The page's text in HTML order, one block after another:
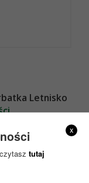
Letnisko
x
tutaj